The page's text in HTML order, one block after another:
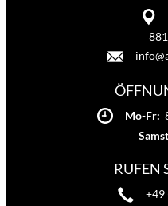
Mo-Fr:
RUFEN
+49